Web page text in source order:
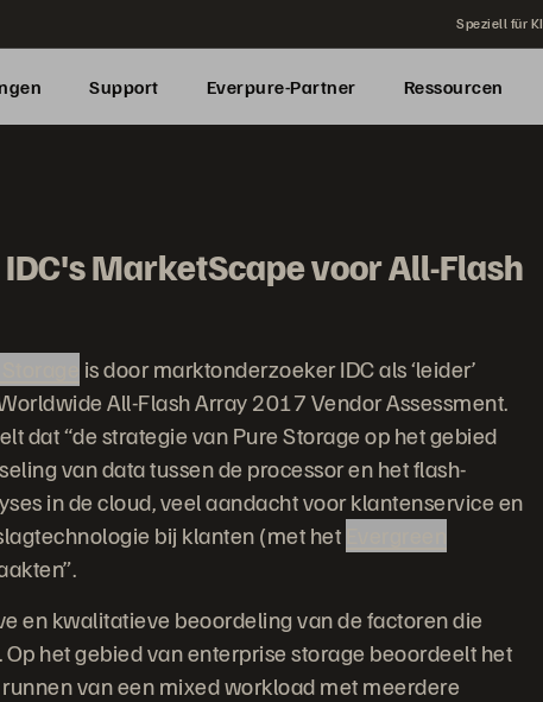
Speziell für KI
Support Everpure-Partner Ressourcen
IDC's MarketScape voor All-Flash
is door marktonderzoeker IDC als ‘leider’
All-Flash Array 2017 Vendor Assessment.
dat “de strategie van Pure Storage op het gebied
van data tussen de processor en het flash-
in de cloud, veel aandacht voor klantenservice en
bij klanten (met het
en kwalitatieve beoordeling van de factoren die
het gebied van enterprise storage beoordeelt het
van een mixed workload met meerdere